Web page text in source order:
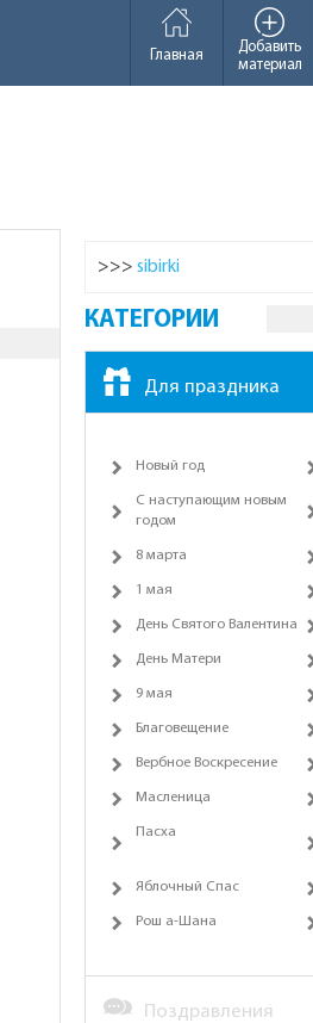
Добавить
материал
Главная
>>> sibirki
КАТЕГОРИИ
Для праздника
Новый год
С наступающим новым
годом
8 марта
1 мая
День Святого Валентина
День Матери
9 мая
Благовещение
Вербное Воскресение
Масленица
Пасха
Яблочный Спас
Рош а-Шана
Поздравления